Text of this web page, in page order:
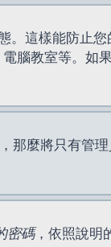
這樣能防止
腦教室等。如
，那麼將只有管
密碼，依照說明